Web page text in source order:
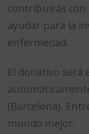
contribuirás con
ayudar para la
enfermedad.
El donativo será
(Barcelona).
mundo mejor.